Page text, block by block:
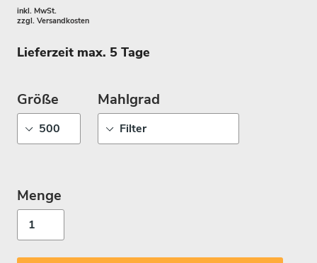
inkl. MwSt.
zzgl. Versandkosten
Lieferzeit max. 5 Tage
Größe Mahlgrad
Menge